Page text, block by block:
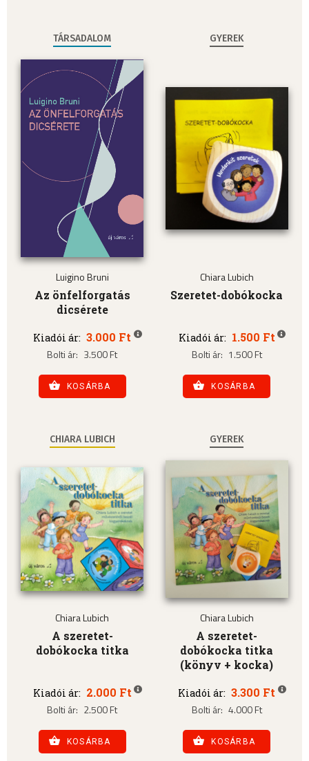
TÁRSADALOM
Luigino Bruni
Az önfelforgatás
dicsérete
Kiadói ár: 3.000 Ft
Bolti ár: 3.500 Ft
KOSÁRBA
GYEREK
Chiara Lubich
Szeretet-dobókocka
Kiadói ár: 1.500 Ft
Bolti ár: 1.500 Ft
KOSÁRBA
CHIARA LUBICH
Chiara Lubich
A szeretet-
dobókocka titka
Kiadói ár: 2.000 Ft
Bolti ár: 2.500 Ft
KOSÁRBA
GYEREK
Chiara Lubich
A szeretet-
dobókocka titka
(könyv + kocka)
Kiadói ár: 3.300 Ft
Bolti ár: 4.000 Ft
KOSÁRBA